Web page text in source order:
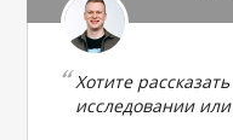
Хотите
исследовании